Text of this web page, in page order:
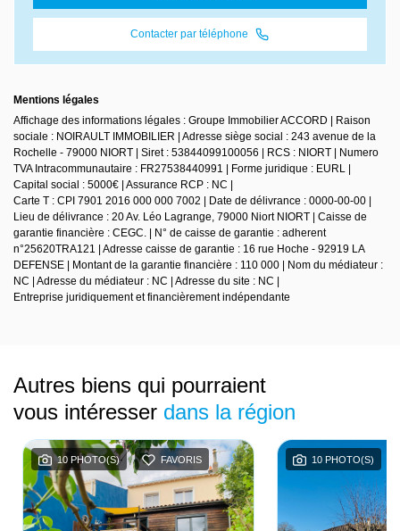
Contacter par téléphone
Mentions légales
Affichage des informations légales : Groupe Immobilier ACCORD | Raison
sociale : NOIRAULT IMMOBILIER | Adresse siège social : 243 avenue de la
Rochelle - 79000 NIORT | Siret : 53844099100056 | RCS : NIORT | Numero
TVA Intracommunautaire : FR27538440991 | Forme juridique : EURL |
Capital social : 5000€ | Assurance RCP : NC |
Carte T : CPI 7901 2016 000 000 7002 | Date de délivrance : 0000-00-00 |
Lieu de délivrance : 20 Av. Léo Lagrange, 79000 Niort NIORT | Caisse de
garantie financière : CEGC. | N° de caisse de garantie : adherent
n°25620TRA121 | Adresse caisse de garantie : 16 rue Hoche - 92919 LA
DEFENSE | Montant de la garantie financière : 110 000 | Nom du médiateur :
NC | Adresse du médiateur : NC | Adresse du site : NC |
Entreprise juridiquement et financièrement indépendante
Autres biens qui pourraient
vous intéresser dans la région
10 PHOTO(S) FAVORIS 10 PHOTO(S)